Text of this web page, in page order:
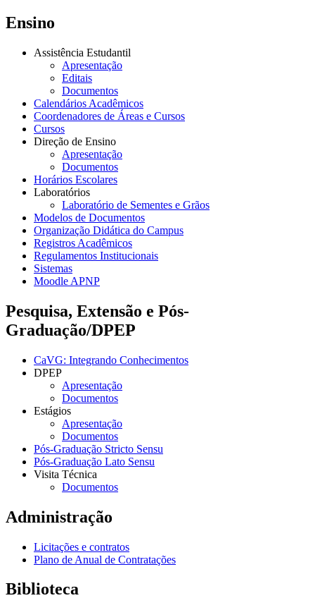
Ensino
Assistência Estudantil
Apresentação
Editais
Documentos
Calendários Acadêmicos
Coordenadores de Áreas e Cursos
Cursos
Direção de Ensino
Apresentação
Documentos
Horários Escolares
Laboratórios
Laboratório de Sementes e Grãos
Modelos de Documentos
Organização Didática do Campus
Registros Acadêmicos
Regulamentos Institucionais
Sistemas
Moodle APNP
Pesquisa, Extensão e Pós-
Graduação/DPEP
CaVG: Integrando Conhecimentos
DPEP
Apresentação
Documentos
Estágios
Apresentação
Documentos
Pós-Graduação Stricto Sensu
Pós-Graduação Lato Sensu
Visita Técnica
Documentos
Administração
Licitações e contratos
Plano de Anual de Contratações
Biblioteca